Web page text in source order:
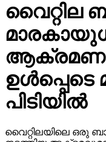
വൈറ്റില
പിടിയില്‍
വൈറ്റിലയിലെ ഒരു